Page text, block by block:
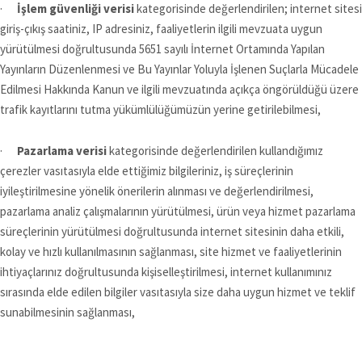
· İşlem güvenliği verisikategorisinde değerlendirilen; internet sitesi
giriş-çıkış saatiniz, IP adresiniz, faaliyetlerin ilgili mevzuata uygun
yürütülmesi doğrultusunda 5651 sayılı İnternet Ortamında Yapılan
Yayınların Düzenlenmesi ve Bu Yayınlar Yoluyla İşlenen Suçlarla Mücadele
Edilmesi Hakkında Kanun ve ilgili mevzuatında açıkça öngörüldüğü üzere
trafik kayıtlarını tutma yükümlülüğümüzün yerine getirilebilmesi,
· Pazarlama verisikategorisinde değerlendirilen kullandığımız
çerezler vasıtasıyla elde ettiğimiz bilgileriniz, iş süreçlerinin
iyileştirilmesine yönelik önerilerin alınması ve değerlendirilmesi,
pazarlama analiz çalışmalarının yürütülmesi, ürün veya hizmet pazarlama
süreçlerinin yürütülmesi doğrultusunda internet sitesinin daha etkili,
kolay ve hızlı kullanılmasının sağlanması, site hizmet ve faaliyetlerinin
ihtiyaçlarınız doğrultusunda kişiselleştirilmesi, internet kullanımınız
sırasında elde edilen bilgiler vasıtasıyla size daha uygun hizmet ve teklif
sunabilmesinin sağlanması,